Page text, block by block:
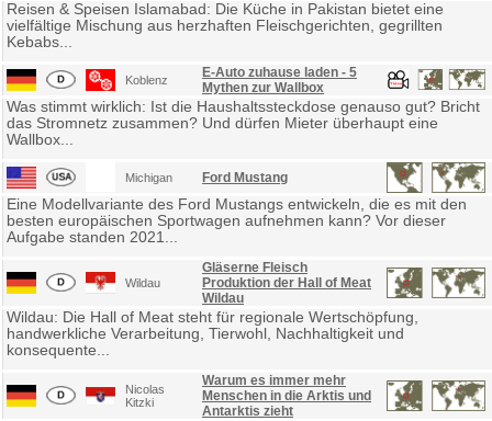
Reisen & Speisen Islamabad: Die Küche in Pakistan bietet eine
vielfältige Mischung aus herzhaften Fleischgerichten, gegrillten
Kebabs...
Koblenz
E-Auto zuhause laden - 5
Mythen zur Wallbox
Was stimmt wirklich: Ist die Haushaltssteckdose genauso gut? Bricht
das Stromnetz zusammen? Und dürfen Mieter überhaupt eine
Wallbox...
Michigan Ford Mustang
Eine Modellvariante des Ford Mustangs entwickeln, die es mit den
besten europäischen Sportwagen aufnehmen kann? Vor dieser
Aufgabe standen 2021...
Wildau
Gläserne Fleisch
Produktion der Hall of Meat
Wildau
Wildau: Die Hall of Meat steht für regionale Wertschöpfung,
handwerkliche Verarbeitung, Tierwohl, Nachhaltigkeit und
konsequente...
Nicolas
Kitzki
Warum es immer mehr
Menschen in die Arktis und
Antarktis zieht